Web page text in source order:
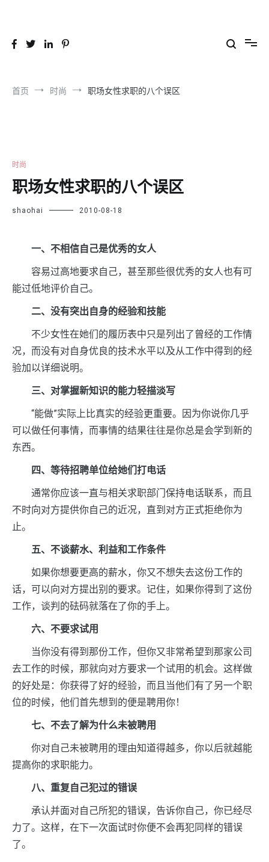
首页 时尚 职场女性求职的八个误区
时尚
职场女性求职的八个误区
shaohai 2010-08-18
一、不相信自己是优秀的女人
容易过高地要求自己，甚至那些很优秀的女人也有可
能过低地评价自己。
二、没有突出自身的经验和技能
不少女性在她们的履历表中只是列出了曾经的工作情
况，而没有对自身优良的技术水平以及从工作中得到的经
验加以详细说明。
三、对掌握新知识的能力轻描淡写
“能做”实际上比真实的经验更重要。因为你说你几乎
可以做任何事情，而事情的结果往往是你总是会学到新的
东西。
四、等待招聘单位给她们打电话
通常你应该一直与相关求职部门保持电话联系，而且
不时向对方提供你自己的近况，直到对方正式拒绝你为
止。
五、不谈薪水、利益和工作条件
如果你想要更高的薪水，你又不想失去这份工作的
话，可以向对方提出别的要求。记住，如果你得到了这份
工作，谈判的砝码就落在了你的手上。
六、不要求试用
当你没有得到那份工作，但你又非常希望到那家公司
去工作的时候，那就向对方要求一个试用的机会。这样做
的好处是：你获得了好的经验，而且当他们有了另一个职
位的时候，他们首先想到的便是聘用你！
七、不去了解为什么未被聘用
你对自己未被聘用的理由知道得越多，你以后就越能
提高你的求职能力。
八、重复自己犯过的错误
承认并面对自己所犯的错误，告诉你自己，你已经尽
力了。这样，在下一次面试时你便不会再犯同样的错误
了。